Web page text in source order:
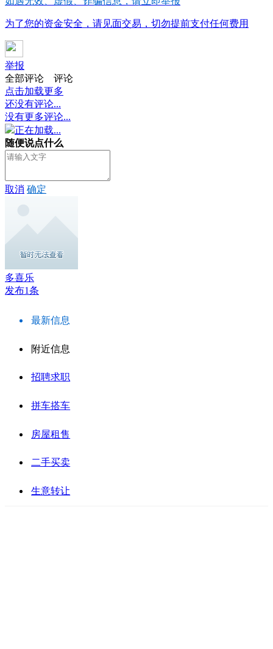
为了您的资金安全，请见面交易，切勿提前支付任何费用
举报
全部评论
评论
点击加载更多
还没有评论...
没有更多评论...
正在加载...
随便说点什么
取消 确定
多喜乐
发布1条
最新信息
附近信息
招聘求职
拼车搭车
房屋租售
二手买卖
生意转让